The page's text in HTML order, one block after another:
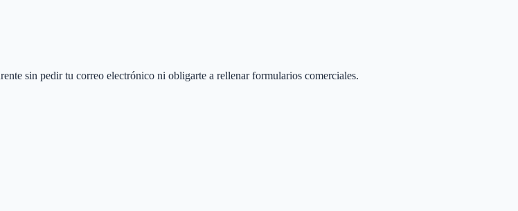
sin pedir tu correo electrónico ni obligarte a rellenar formularios comerciales.